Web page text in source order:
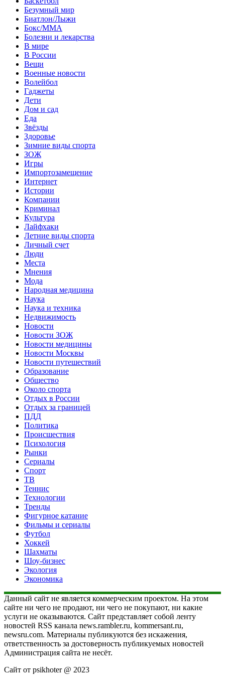
Безумный мир
Биатлон/Лыжи
Бокс/MMA
Болезни и лекарства
В мире
В России
Вещи
Военные новости
Волейбол
Гаджеты
Дети
Дом и сад
Еда
Звёзды
Здоровье
Зимние виды спорта
ЗОЖ
Игры
Импортозамещение
Интернет
Истории
Компании
Криминал
Культура
Лайфхаки
Летние виды спорта
Личный счет
Люди
Места
Мнения
Мода
Народная медицина
Наука
Наука и техника
Недвижимость
Новости
Новости ЗОЖ
Новости медицины
Новости Москвы
Новости путешествий
Образование
Общество
Около спорта
Отдых в России
Отдых за границей
ПДД
Политика
Происшествия
Психология
Рынки
Сериалы
Спорт
ТВ
Теннис
Технологии
Тренды
Фигурное катание
Фильмы и сериалы
Футбол
Хоккей
Шахматы
Шоу-бизнес
Экология
Экономика
Данный сайт не является коммерческим проектом. На этом
сайте ни чего не продают, ни чего не покупают, ни какие
услуги не оказываются. Сайт представляет собой ленту
новостей RSS канала news.rambler.ru, kommersant.ru,
newsru.com. Материалы публикуются без искажения,
ответственность за достоверность публикуемых новостей
Администрация сайта не несёт.
Сайт от psikhoter @ 2023